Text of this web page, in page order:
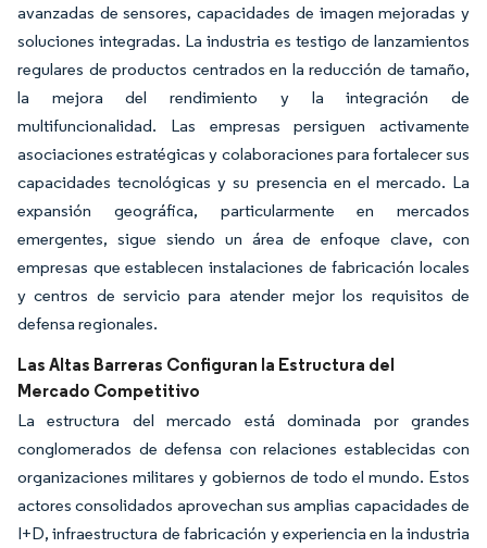
avanzadas de sensores, capacidades de imagen mejoradas y
soluciones integradas. La industria es testigo de lanzamientos
regulares de productos centrados en la reducción de tamaño,
la mejora del rendimiento y la integración de
multifuncionalidad. Las empresas persiguen activamente
asociaciones estratégicas y colaboraciones para fortalecer sus
capacidades tecnológicas y su presencia en el mercado. La
expansión geográfica, particularmente en mercados
emergentes, sigue siendo un área de enfoque clave, con
empresas que establecen instalaciones de fabricación locales
y centros de servicio para atender mejor los requisitos de
defensa regionales.
Las Altas Barreras Configuran la Estructura del
Mercado Competitivo
La estructura del mercado está dominada por grandes
conglomerados de defensa con relaciones establecidas con
organizaciones militares y gobiernos de todo el mundo. Estos
actores consolidados aprovechan sus amplias capacidades de
I+D, infraestructura de fabricación y experiencia en la industria